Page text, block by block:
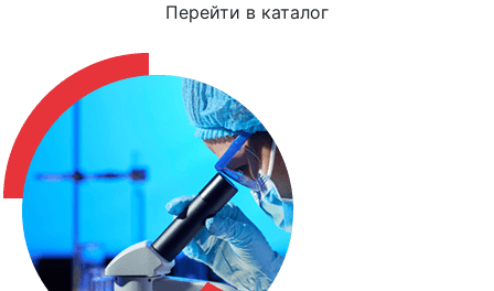
Перейти в каталог